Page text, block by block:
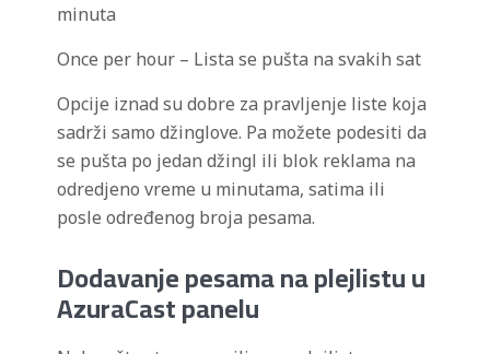
minuta
Once per hour – Lista se pušta na svakih sat
Opcije iznad su dobre za pravljenje liste koja
sadrži samo džinglove. Pa možete podesiti da
se pušta po jedan džingl ili blok reklama na
odredjeno vreme u minutama, satima ili
posle određenog broja pesama.
Dodavanje pesama na plejlistu u
AzuraCast panelu